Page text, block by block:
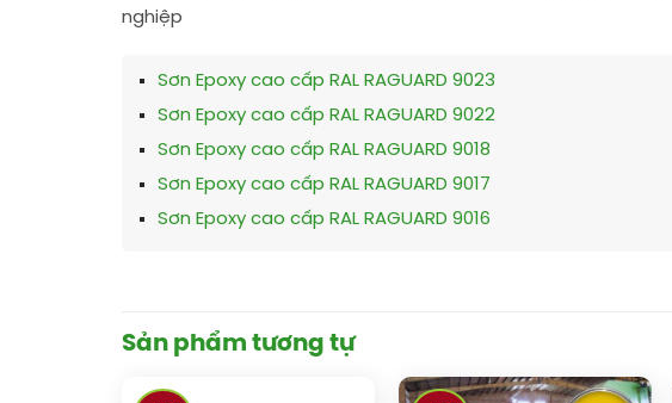
nghiệp
Sơn Epoxy cao cấp RAL RAGUARD 9023
Sơn Epoxy cao cấp RAL RAGUARD 9022
Sơn Epoxy cao cấp RAL RAGUARD 9018
Sơn Epoxy cao cấp RAL RAGUARD 9017
Sơn Epoxy cao cấp RAL RAGUARD 9016
Sản phẩm tương tự